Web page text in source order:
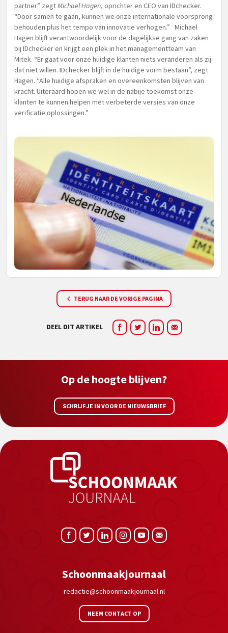
partner” zegtMichael Hagen, oprichter en CEO van IDchecker.
“Door samen te gaan, kunnen we onze internationale voorsprong
behouden plus het tempo van innovatie verhogen.” Michael
Hagen blijft verantwoordelijk voor de dagelijkse gang van zaken
bij IDchecker en krijgt een plek in het managementteam van
Mitek. “Er gaat voor onze huidige klanten niets veranderen als zij
dat niet willen. IDchecker blijft in de huidige vorm bestaan”, zegt
Hagen. “Alle huidige afspraken en overeenkomsten blijven van
kracht. Uiteraard hopen we wel in de nabije toekomst onze
klanten te kunnen helpen met verbeterde versies van onze
verificatie oplossingen.”
TERUG NAAR DE VORIGE PAGINA
DEEL DIT ARTIKEL
Op de hoogte blijven?
SCHRIJF JE IN VOOR DE NIEUWSBRIEF
Schoonmaakjournaal
redactie@schoonmaakjournaal.nl
NEEM CONTACT OP